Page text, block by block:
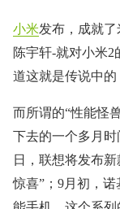
小米发布，成就
陈宇轩-就对小米2
道这就是传说中
而所谓的“性能怪
下去的一个多月时
日，联想将发布
惊喜”；9月初，